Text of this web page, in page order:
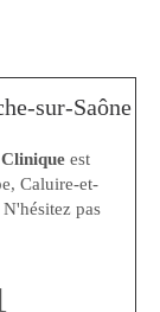
sur-Saône
est
Caluire-et-
pas